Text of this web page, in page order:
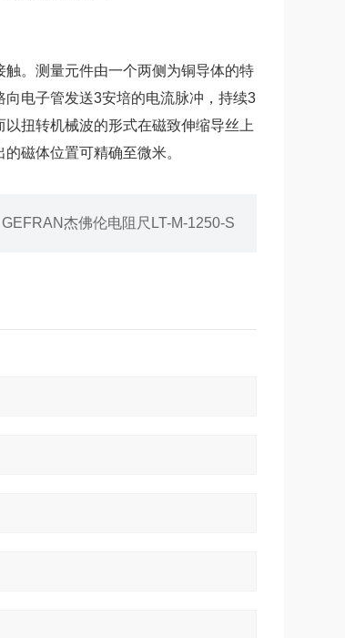
。测量元件由一个两侧为铜导体的特
电子管发送3安培的电流脉冲，持续3
扭转机械波的形式在磁致伸缩导丝上
磁体位置可精确至微米。
GEFRAN杰佛伦电阻尺LT-M-1250-S